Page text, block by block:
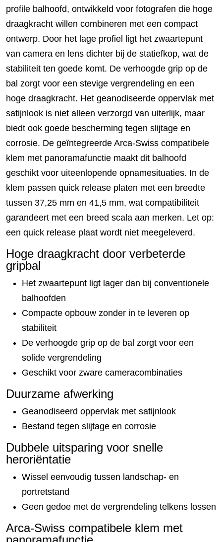
profile balhoofd, ontwikkeld voor fotografen die hoge
draagkracht willen combineren met een compact
ontwerp. Door het lage profiel ligt het zwaartepunt
van camera en lens dichter bij de statiefkop, wat de
stabiliteit ten goede komt. De verhoogde grip op de
bal zorgt voor een stevige vergrendeling en een
hoge draagkracht. Het geanodiseerde oppervlak met
satijnlook is niet alleen verzorgd van uiterlijk, maar
biedt ook goede bescherming tegen slijtage en
corrosie. De geïntegreerde Arca-Swiss compatibele
klem met panoramafunctie maakt dit balhoofd
geschikt voor uiteenlopende opnamesituaties. In de
klem passen quick release platen met een breedte
tussen 37,25 mm en 41,5 mm, wat compatibiliteit
garandeert met een breed scala aan merken. Let op:
een quick release plaat wordt niet meegeleverd.
Hoge draagkracht door verbeterde
gripbal
Het zwaartepunt ligt lager dan bij conventionele
balhoofden
Compacte opbouw zonder in te leveren op
stabiliteit
De verhoogde grip op de bal zorgt voor een
solide vergrendeling
Geschikt voor zware cameracombinaties
Duurzame afwerking
Geanodiseerd oppervlak met satijnlook
Bestand tegen slijtage en corrosie
Dubbele uitsparing voor snelle
heroriëntatie
Wissel eenvoudig tussen landschap- en
portretstand
Geen gedoe met de vergrendeling telkens lossen
Arca-Swiss compatibele klem met